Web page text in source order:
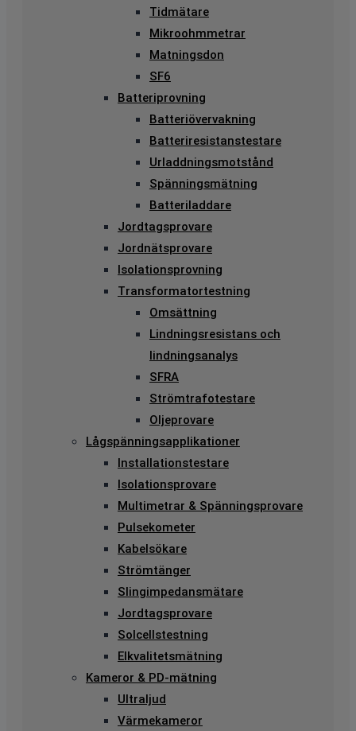
Tidmätare
Mikroohmmetrar
Matningsdon
SF6
Batteriprovning
Batteriövervakning
Batteriresistanstestare
Urladdningsmotstånd
Spänningsmätning
Batteriladdare
Jordtagsprovare
Jordnätsprovare
Isolationsprovning
Transformatortestning
Omsättning
Lindningsresistans och
lindningsanalys
SFRA
Strömtrafotestare
Oljeprovare
Lågspänningsapplikationer
Installationstestare
Isolationsprovare
Multimetrar & Spänningsprovare
Pulsekometer
Kabelsökare
Strömtänger
Slingimpedansmätare
Jordtagsprovare
Solcellstestning
Elkvalitetsmätning
Kameror & PD-mätning
Ultraljud
Värmekameror